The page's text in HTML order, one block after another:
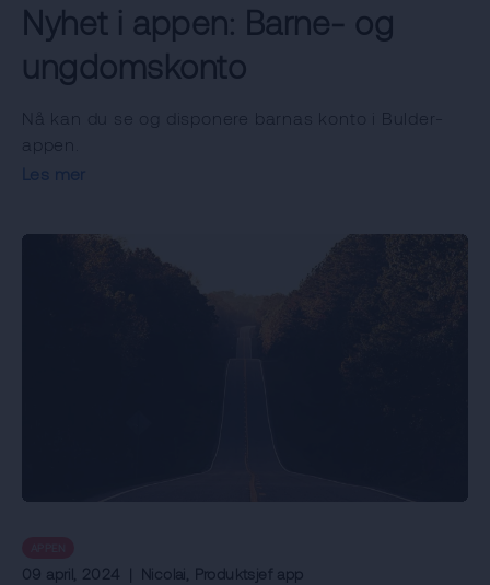
Nyhet i appen: Barne- og
ungdomskonto
Nå kan du se og disponere barnas konto i Bulder-
appen.
Les mer
09 april, 2024 | Nicolai , Produktsjef app